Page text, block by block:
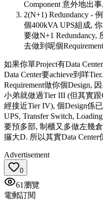
Component 意外地出
2(N+1) Redundancy -
個400kVA UPS組成,
要做N+1 Redundancy,
去做到呢個
如果你單Project有Data
Data Center要achieve到咩
Requirement做你個Design,
小弟就做過Tier III (但其實跟
經接近Tier IV), 個Design係
UPS, Transfer Switch,
要預多部, 制櫃又多做左幾
攞大D. 所以其實Data Center
Advertisement
0
61瀏覽
電郵訂閱